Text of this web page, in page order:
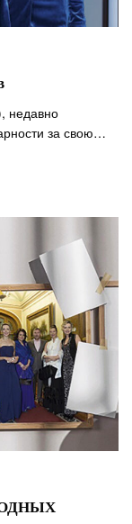
недавно
за свою…